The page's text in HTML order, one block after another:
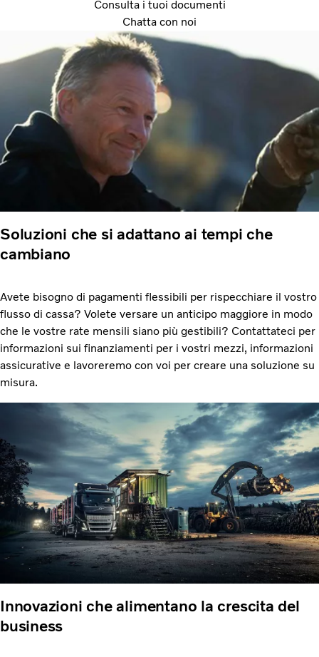
Consulta i tuoi documenti
Chatta con noi
Soluzioni che si adattano ai tempi che
cambiano ​
Avete bisogno di pagamenti flessibili per rispecchiare il vostro
flusso di cassa? Volete versare un anticipo maggiore in modo
che le vostre rate mensili siano più gestibili? Contattateci per
informazioni sui finanziamenti per i vostri mezzi, informazioni
assicurative e lavoreremo con voi per creare una soluzione su
misura.
Innovazioni che alimentano la crescita del
business